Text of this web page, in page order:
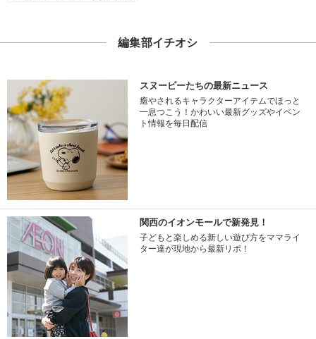
編集部イチオシ
スヌーピーたちの最新ニュース
癒やされるキャラクターアイテムでほっと
一息つこう！かわいい最新グッズやイベン
ト情報を毎日配信
関西のイオンモールで新発見！
子どもと楽しめる新しい遊び方をママライ
ター達が現地から最新リポ！